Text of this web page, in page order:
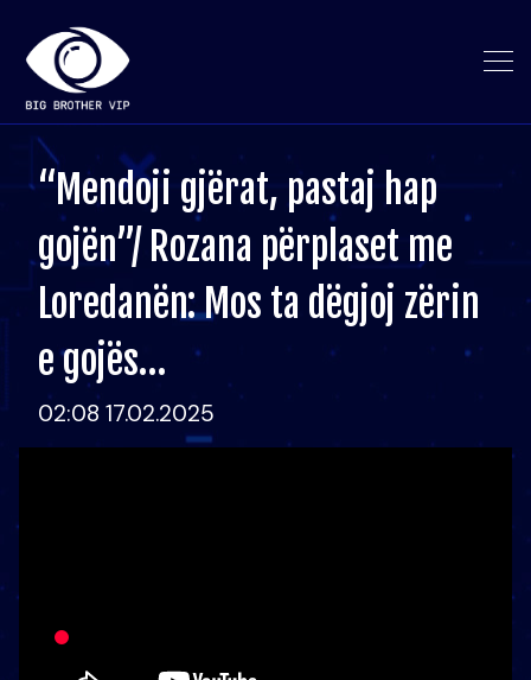
“Mendoji gjërat, pastaj hap
gojën”/ Rozana përplaset me
Loredanën: Mos ta dëgjoj zërin
e gojës…
02:08 17.02.2025